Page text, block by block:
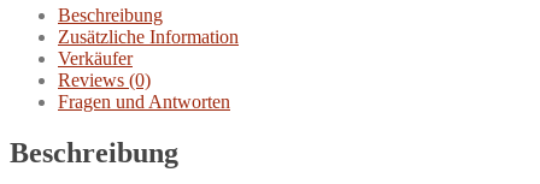
Beschreibung
Zusätzliche Information
Verkäufer
Reviews (0)
Fragen und Antworten
Beschreibung